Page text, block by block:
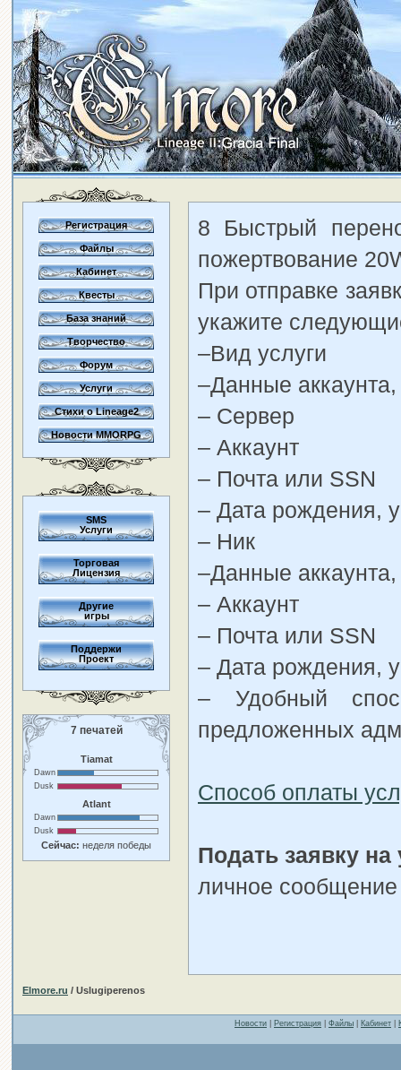
Регистрация
Файлы
Кабинет
Квесты
База знаний
Творчество
Форум
Услуги
Стихи о Lineage2
Новости MMORPG
SMS
Услуги
Торговая
Лицензия
Другие
игры
Поддержи
Проект
7 печатей
Tiamat
Dawn
Dusk
Atlant
Dawn
Dusk
Сейчас: неделя победы
8 Быстрый
пожертвование
При отправке
укажите
–Вид услуги
–Данные
– Сервер
– Аккаунт
– Почта или SSN
– Дата рождения,
– Ник
–Данные
– Аккаунт
– Почта или SSN
– Дата рождения,
– Удобный
предложенных
Способ оплаты
Подать заявку на
личное
Elmore.ru / Uslugiperenos
Новости Регистрация Файлы Кабинет